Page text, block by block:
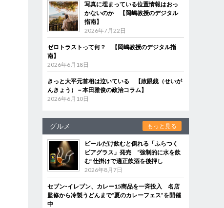
写真に埋まっている位置情報はおっ
かないのか 【岡嶋教授のデジタル
指南】
2026年7月22日
ゼロトラストって何？ 【岡嶋教授のデジタル指
南】
2026年6月18日
きっと大平元首相は泣いている 【政眼鏡（せいが
んきょう）－本田雅俊の政治コラム】
2026年6月10日
グルメ もっと見る
ビールだけ飲むと倒れる「ふらつく
ビアグラス」発売 “強制的に水を飲
む”仕掛けで適正飲酒を後押し
2026年8月7日
セブン‐イレブン、カレー15商品を一斉投入 名店
監修から冷製うどんまで“夏のカレーフェス”を開催
中